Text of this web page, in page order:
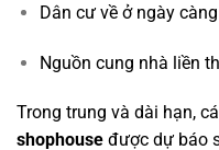
Dân cư về ở ngày
Nguồn cung nhà liền
Trong trung và dài hạn,
shophouse được dự báo